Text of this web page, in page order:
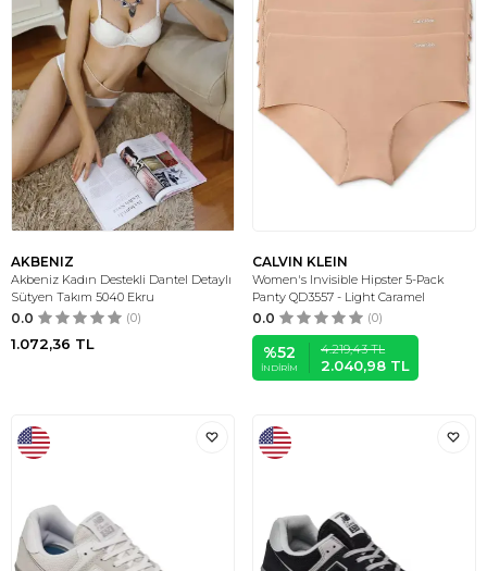
AKBENIZ
Akbeniz Kadın Destekli Dantel Detaylı
Sütyen Takım 5040 Ekru
0.0 (0)
1.072,36 TL
CALVIN KLEIN
Women's Invisible Hipster 5-Pack
Panty QD3557 - Light Caramel
0.0 (0)
%52
İNDIRIM
4.219,43TL
2.040,98 TL